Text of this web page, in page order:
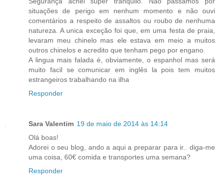
situações de perigo em nenhum momento e não ouvi
comentários a respeito de assaltos ou roubo de nenhuma
natureza. A unica exceção foi que, em uma festa de praia,
levaram meu chinelo mas ele estava em meio a muitos
outros chinelos e acredito que tenham pego por engano.
A lingua mais falada é, obviamente, o espanhol mas será
muito facil se comunicar em inglês la pois tem muitos
estrangeiros trabalhando na ilha
Responder
Sara Valentim 19 de maio de 2014 às 14:14
Olá boas!
Adorei o seu blog, ando a aqui a preparar para ir.. diga-me
uma coisa, 60€ comida e transportes uma semana?
Responder